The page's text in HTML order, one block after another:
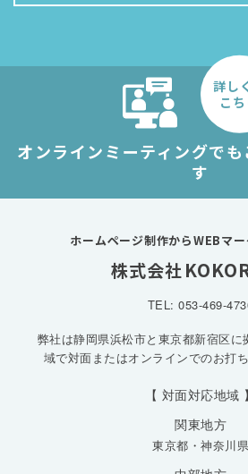
オンラインミーティングで
す
詳し
こち
ホームページ制作からWEBマ
株式会社
TEL: 053-469-
弊社は静岡県浜松市と東京都新宿区
域で対面またはオンラインでのお打
【 対面対応地域 】
関東地方
東京都 ・ 神奈川県